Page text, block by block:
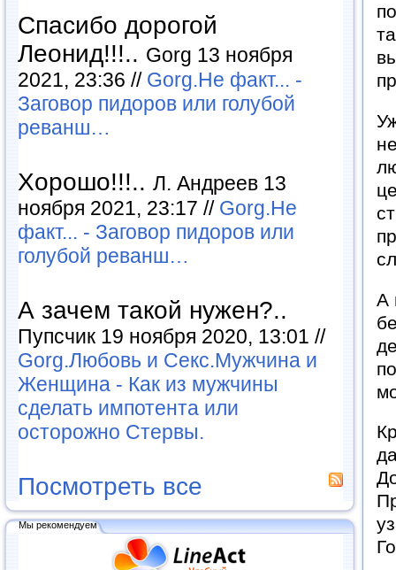
Спасибо дорогой
Леонид!!!.. Gorg 13 ноября
2021, 23:36 // Gorg.Не факт... -
Заговор пидоров или голубой
реванш…
Хорошо!!!.. Л. Андреев 13
ноября 2021, 23:17 // Gorg.Не
факт... - Заговор пидоров или
голубой реванш…
А зачем такой нужен?..
Пупсчик 19 ноября 2020, 13:01 //
Gorg.Любовь и Секс.Мужчина и
Женщина - Как из мужчины
сделать импотента или
осторожно Стервы.
Посмотреть все
Мы рекомендуем
А